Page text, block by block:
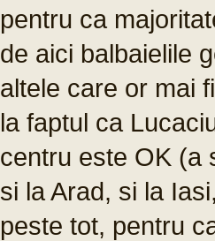
pentru ca
de aici balbaielile
altele care or mai
la faptul ca
centru este OK (a
si la Arad, si la
peste tot, pentru